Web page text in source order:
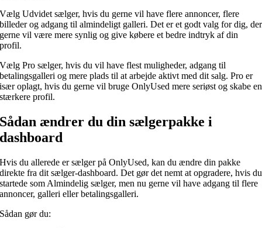
Vælg Udvidet sælger, hvis du gerne vil have flere annoncer, flere
billeder og adgang til almindeligt galleri. Det er et godt valg for dig, der
gerne vil være mere synlig og give købere et bedre indtryk af din
profil.
Vælg Pro sælger, hvis du vil have flest muligheder, adgang til
betalingsgalleri og mere plads til at arbejde aktivt med dit salg. Pro er
især oplagt, hvis du gerne vil bruge OnlyUsed mere seriøst og skabe en
stærkere profil.
Sådan ændrer du din sælgerpakke i
dashboard
Hvis du allerede er sælger på OnlyUsed, kan du ændre din pakke
direkte fra dit sælger-dashboard. Det gør det nemt at opgradere, hvis du
startede som Almindelig sælger, men nu gerne vil have adgang til flere
annoncer, galleri eller betalingsgalleri.
Sådan gør du: